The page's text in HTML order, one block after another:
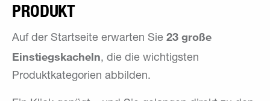
PRODUKT
Auf der Startseite erwarten Sie 23 große
Einstiegskacheln, die die wichtigsten
Produktkategorien abbilden.